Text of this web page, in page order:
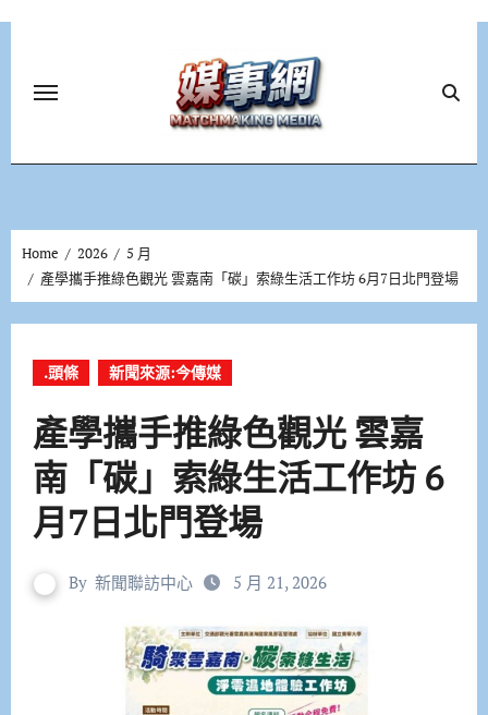
Home 2026
5 月
產學攜手推綠色觀光 雲嘉南「碳」索綠生活工作坊 6月7日北門登場
.頭條 新聞來源:今傳媒
產學攜手推綠色觀光 雲嘉
南「碳」索綠生活工作坊 6
月7日北門登場
By 新聞聯訪中心 5 月 21, 2026